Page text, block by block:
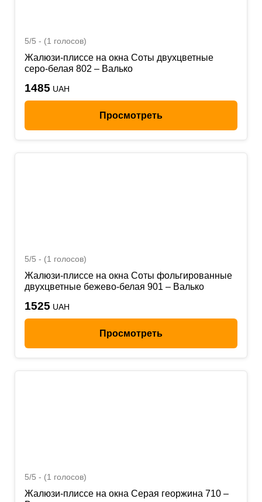
5/5 - (1 голосов)
Жалюзи-плиссе на окна Соты двухцветные
серо-белая 802 – Валько
1485 UAH
Просмотреть
5/5 - (1 голосов)
Жалюзи-плиссе на окна Соты фольгированные
двухцветные бежево-белая 901 – Валько
1525 UAH
Просмотреть
5/5 - (1 голосов)
Жалюзи-плиссе на окна Серая георжина 710 –